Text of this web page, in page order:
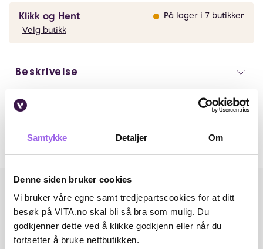
Samtykke Detaljer Om
Denne siden bruker cookies
Vi bruker våre egne samt tredjepartscookies for at ditt
besøk på VITA.no skal bli så bra som mulig. Du
godkjenner dette ved å klikke godkjenn eller når du
fortsetter å bruke nettbutikken.
Klikk og Hent
På lager i 7 butikker
Velg butikk
Beskrivelse
Artikkelnummer: 339477
Omtaler